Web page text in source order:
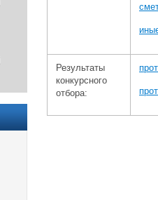
Результаты
конкурсного
отбора: